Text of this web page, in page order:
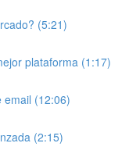
(5:21)
plataforma (1:17)
email (12:06)
(2:15)